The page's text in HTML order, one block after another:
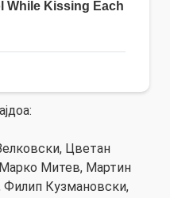
Цветан
Митев, Мартин
Кузмановски,